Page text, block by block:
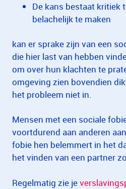
De kans bestaat kritiek
belachelijk te maken
kan er sprake zijn van een
die hier last van hebben
om over hun klachten te
omgeving zien bovendien
het probleem niet in.
Mensen met een sociale
voortdurend aan anderen
fobie hen belemmert in het
het vinden van een partner
Regelmatig zie je